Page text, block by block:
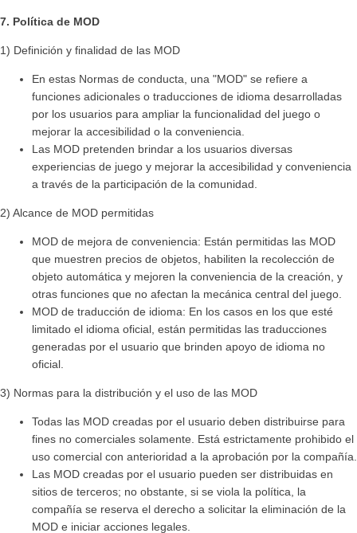
7. Política de MOD
1) Definición y finalidad de las MOD
En estas Normas de conducta, una "MOD" se refiere a
funciones adicionales o traducciones de idioma desarrolladas
por los usuarios para ampliar la funcionalidad del juego o
mejorar la accesibilidad o la conveniencia.
Las MOD pretenden brindar a los usuarios diversas
experiencias de juego y mejorar la accesibilidad y conveniencia
a través de la participación de la comunidad.
2) Alcance de MOD permitidas
MOD de mejora de conveniencia: Están permitidas las MOD
que muestren precios de objetos, habiliten la recolección de
objeto automática y mejoren la conveniencia de la creación, y
otras funciones que no afectan la mecánica central del juego.
MOD de traducción de idioma: En los casos en los que esté
limitado el idioma oficial, están permitidas las traducciones
generadas por el usuario que brinden apoyo de idioma no
oficial.
3) Normas para la distribución y el uso de las MOD
Todas las MOD creadas por el usuario deben distribuirse para
fines no comerciales solamente. Está estrictamente prohibido el
uso comercial con anterioridad a la aprobación por la compañía.
Las MOD creadas por el usuario pueden ser distribuidas en
sitios de terceros; no obstante, si se viola la política, la
compañía se reserva el derecho a solicitar la eliminación de la
MOD e iniciar acciones legales.